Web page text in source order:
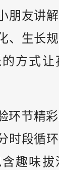
朋友讲
、生长
方式让
环节精
时段循
趣味拔